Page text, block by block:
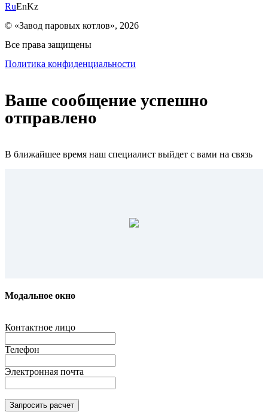
RuEnKz
© «Завод паровых котлов», 2026
Все права защищены
Политика конфиденциальности
Ваше сообщение успешно
отправлено
В ближайшее время наш специалист выйдет с вами на связь
Модальное окно
Контактное лицо
Телефон
Электронная почта